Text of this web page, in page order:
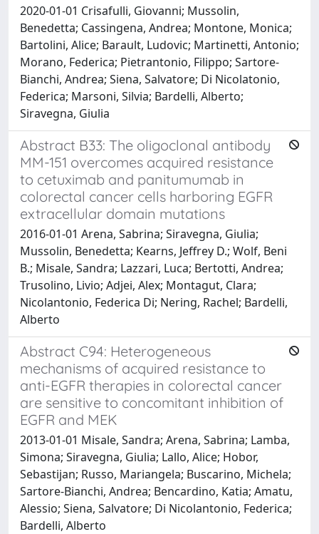
2020-01-01 Crisafulli, Giovanni; Mussolin,
Benedetta; Cassingena, Andrea; Montone, Monica;
Bartolini, Alice; Barault, Ludovic; Martinetti, Antonio;
Morano, Federica; Pietrantonio, Filippo; Sartore-
Bianchi, Andrea; Siena, Salvatore; Di Nicolatonio,
Federica; Marsoni, Silvia; Bardelli, Alberto;
Siravegna, Giulia
Abstract B33: The oligoclonal antibody
MM-151 overcomes acquired resistance
to cetuximab and panitumumab in
colorectal cancer cells harboring EGFR
extracellular domain mutations
2016-01-01 Arena, Sabrina; Siravegna, Giulia;
Mussolin, Benedetta; Kearns, Jeffrey D.; Wolf, Beni
B.; Misale, Sandra; Lazzari, Luca; Bertotti, Andrea;
Trusolino, Livio; Adjei, Alex; Montagut, Clara;
Nicolantonio, Federica Di; Nering, Rachel; Bardelli,
Alberto
Abstract C94: Heterogeneous
mechanisms of acquired resistance to
anti-EGFR therapies in colorectal cancer
are sensitive to concomitant inhibition of
EGFR and MEK
2013-01-01 Misale, Sandra; Arena, Sabrina; Lamba,
Simona; Siravegna, Giulia; Lallo, Alice; Hobor,
Sebastijan; Russo, Mariangela; Buscarino, Michela;
Sartore-Bianchi, Andrea; Bencardino, Katia; Amatu,
Alessio; Siena, Salvatore; Di Nicolantonio, Federica;
Bardelli, Alberto